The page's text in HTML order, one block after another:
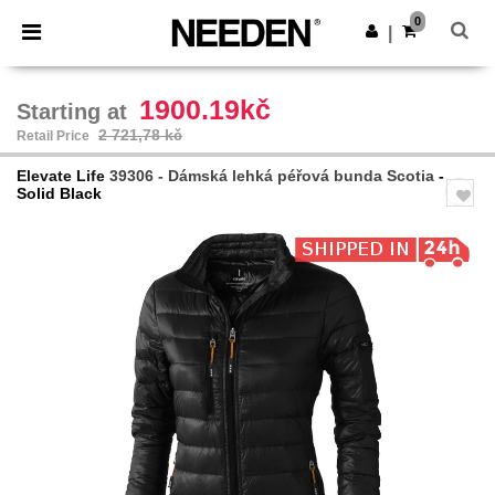
× Aplikace Needen
Lepší ceny v aplikaci!
Stáhnout app
0
Starting at 1900.19kč
Retail Price 2 721,78 kč
Elevate Life 39306 - Dámská lehká péřová bunda Scotia -
Solid Black